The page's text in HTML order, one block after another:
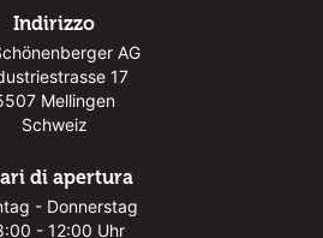
Indirizzo
AG
17
Mellingen
Schweiz
di apertura
- Donnerstag
- 12:00 Uhr